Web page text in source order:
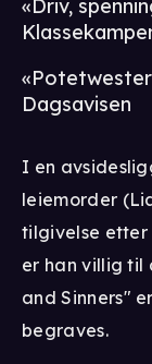
«Driv,
Dagsavisen
I en
leiemorder
tilgivelse etter
er han villig til
and Sinners"
begraves.